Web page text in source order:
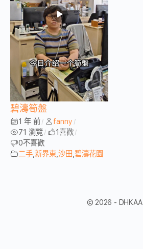
碧濤筍盤
1 年 前 / fanny /
71 瀏覽 / 1喜歡 /
0不喜歡
二手 新界東 沙田 碧濤花園
© 2026 - DHKAA